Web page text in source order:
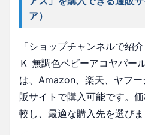
ア）
「ショップチャンネルで紹
Ｋ 無調色ベビーアコヤパー
は、Amazon、楽天、ヤフ
販サイトで購入可能です。
較し、最適な購入先を選びま